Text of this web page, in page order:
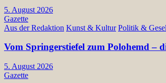
5. August 2026
Gazette
Aus der Redaktion Kunst & Kultur Politik &
Vom Springerstiefel zum Polohemd –
5. August 2026
Gazette